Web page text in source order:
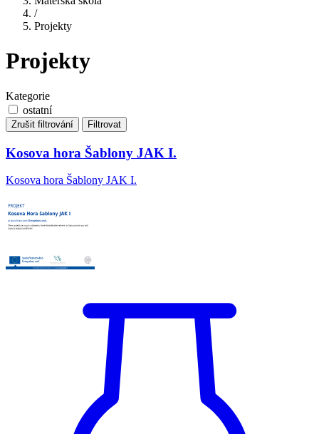
/
Projekty
Projekty
Kategorie
ostatní
Zrušit filtrování Filtrovat
Kosova hora Šablony JAK I.
Kosova hora Šablony JAK I.